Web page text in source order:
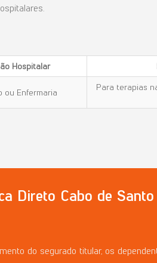
Hospitalar
ou Enfermaria
Para terapias
Direto Cabo de
do segurado titular, os